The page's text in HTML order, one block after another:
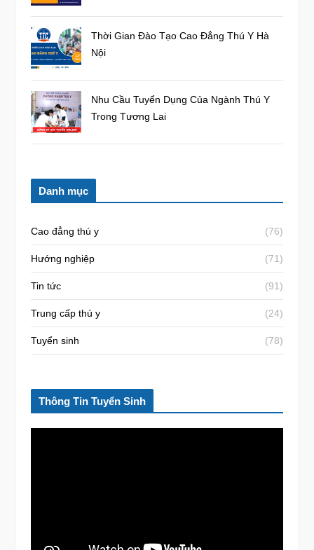
Thời Gian Đào Tạo Cao Đẳng Thú Y Hà
Nội
Nhu Cầu Tuyển Dụng Của Ngành Thú Y
Trong Tương Lai
Danh mục
Cao đẳng thú y (76)
Hướng nghiệp (71)
Tin tức (91)
Trung cấp thú y (24)
Tuyển sinh (78)
Thông Tin Tuyển Sinh